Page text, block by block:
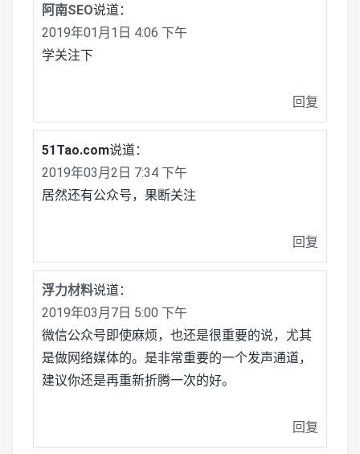
阿南SEO说道：
2019年01月1日 4:06 下午
学关注下
回复
51Tao.com说道：
2019年03月2日 7:34 下午
居然还有公众号，果断关注
回复
浮力材料说道：
2019年03月7日 5:00 下午
微信公众号即使麻烦，也还是很重要的说，尤其
是做网络媒体的。是非常重要的一个发声通道，
建议你还是再重新折腾一次的好。
回复